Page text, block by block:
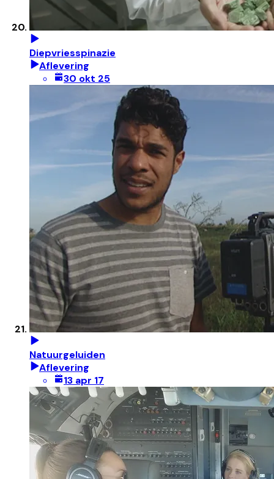
Diepvriesspinazie
Aflevering
30 okt 25
Natuurgeluiden
Aflevering
13 apr 17